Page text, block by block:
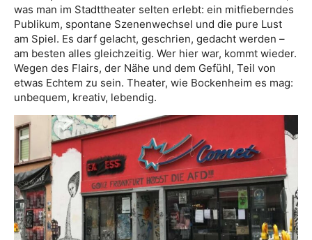
was man im Stadttheater selten erlebt: ein mitfieberndes
Publikum, spontane Szenenwechsel und die pure Lust
am Spiel. Es darf gelacht, geschrien, gedacht werden –
am besten alles gleichzeitig. Wer hier war, kommt wieder.
Wegen des Flairs, der Nähe und dem Gefühl, Teil von
etwas Echtem zu sein. Theater, wie Bockenheim es mag:
unbequem, kreativ, lebendig.